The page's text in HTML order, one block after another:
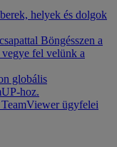
helyek és dolgok
Böngésszen a
fel velünk a
globális
hoz.
ügyfelei